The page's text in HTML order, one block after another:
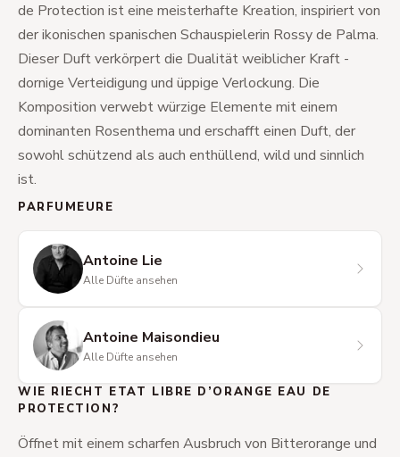
de Protection ist eine meisterhafte Kreation, inspiriert von
der ikonischen spanischen Schauspielerin Rossy de Palma.
Dieser Duft verkörpert die Dualität weiblicher Kraft -
dornige Verteidigung und üppige Verlockung. Die
Komposition verwebt würzige Elemente mit einem
dominanten Rosenthema und erschafft einen Duft, der
sowohl schützend als auch enthüllend, wild und sinnlich
ist.
PARFUMEURE
Antoine Lie
Alle Düfte ansehen
Antoine Maisondieu
Alle Düfte ansehen
WIE RIECHT ETAT LIBRE D’ORANGE EAU DE
PROTECTION?
Öffnet mit einem scharfen Ausbruch von Bitterorange und